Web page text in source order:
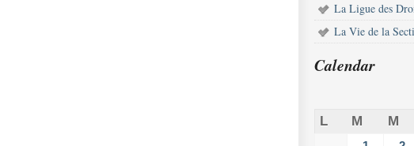
La Ligue des
La Vie de la
Calendar
L M M